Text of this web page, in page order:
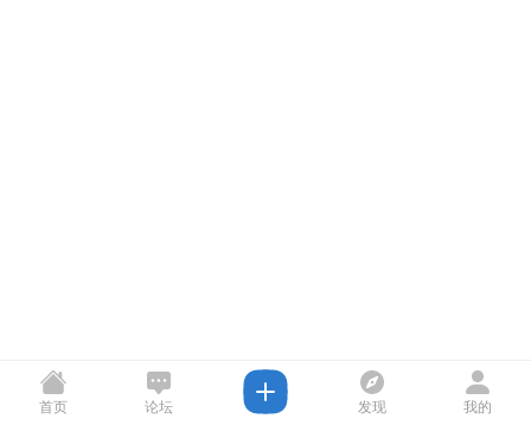
首页 论坛 发现 我的